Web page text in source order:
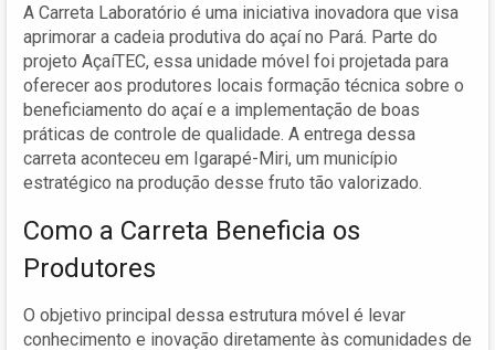
A Carreta Laboratório é uma iniciativa inovadora que visa
aprimorar a cadeia produtiva do açaí no Pará. Parte do
projeto AçaíTEC, essa unidade móvel foi projetada para
oferecer aos produtores locais formação técnica sobre o
beneficiamento do açaí e a implementação de boas
práticas de controle de qualidade. A entrega dessa
carreta aconteceu em Igarapé-Miri, um município
estratégico na produção desse fruto tão valorizado.
Como a Carreta Beneficia os
Produtores
O objetivo principal dessa estrutura móvel é levar
conhecimento e inovação diretamente às comunidades de